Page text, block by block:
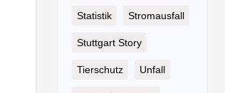
Statistik Stromausfall
Stuttgart Story
Tierschutz Unfall